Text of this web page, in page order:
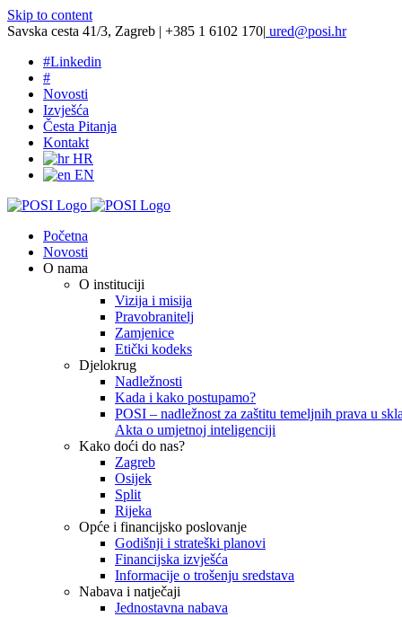
Skip to content
Savska cesta 41/3, Zagreb | +385 1 6102 170| ured@posi.hr
#Linkedin
#
Novosti
Izvješća
Česta Pitanja
Kontakt
HR
EN
Početna
Novosti
O nama
O instituciji
Vizija i misija
Pravobranitelj
Zamjenice
Etički kodeks
Djelokrug
Nadležnosti
Kada i kako postupamo?
POSI – nadležnost za zaštitu temeljnih prava u
Akta o umjetnoj inteligenciji
Kako doći do nas?
Zagreb
Osijek
Split
Rijeka
Opće i financijsko poslovanje
Godišnji i strateški planovi
Financijska izvješća
Informacije o trošenju sredstava
Nabava i natječaji
Jednostavna nabava